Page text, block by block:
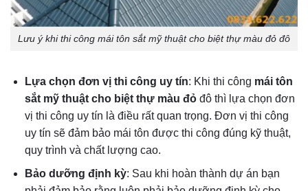
Lưu ý khi thi công mái tôn sắt mỹ thuật cho biệt thự màu đỏ đô
Lựa chọn đơn vị thi công uy tín: Khi thi công mái tôn
sắt mỹ thuật cho biệt thự màu đỏ đôthì lựa chọn đơn
vị thi công uy tín là điều rất quan trọng. Đơn vị thi công
uy tín sẽ đảm bảo mái tôn được thi công đúng kỹ thuật,
quy trình và chất lượng cao.
Bảo dưỡng định kỳ: Sau khi hoàn thành dự án bạn